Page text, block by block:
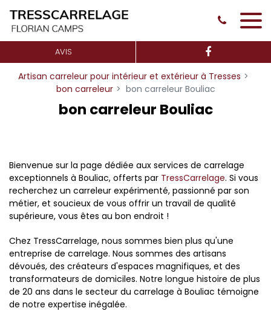
AVIS
Artisan carreleur pour intérieur et extérieur à Tresses
bon carreleur
bon carreleur Bouliac
bon carreleur Bouliac
Bienvenue sur la page dédiée aux services de carrelage
exceptionnels à Bouliac, offerts par TressCarrelage. Si vous
recherchez un carreleur expérimenté, passionné par son
métier, et soucieux de vous offrir un travail de qualité
supérieure, vous êtes au bon endroit !
Chez TressCarrelage, nous sommes bien plus qu'une
entreprise de carrelage. Nous sommes des artisans
dévoués, des créateurs d'espaces magnifiques, et des
transformateurs de domiciles. Notre longue histoire de plus
de 20 ans dans le secteur du carrelage à Bouliac témoigne
de notre expertise inégalée.